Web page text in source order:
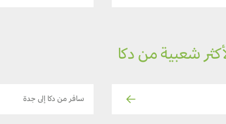
شعبية من دكا
سافر من دكا إلى جدة